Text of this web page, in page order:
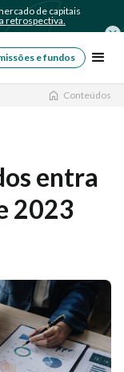
de capitais
retrospectiva.
e fundos
Conteúdos
entra
2023